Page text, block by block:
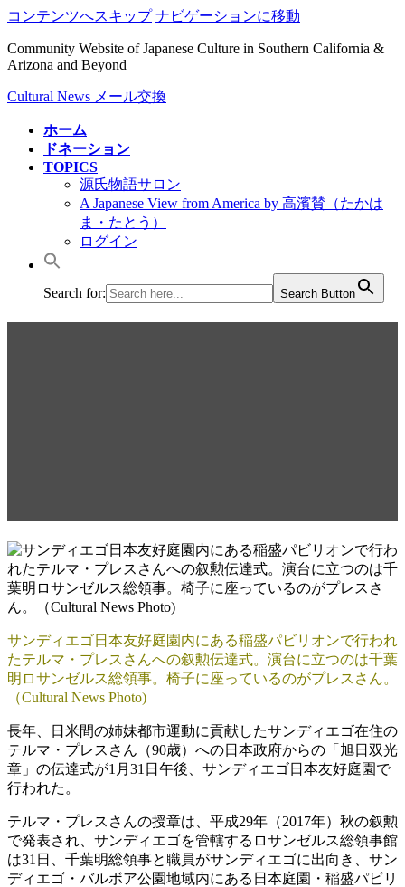
コンテンツへスキップ ナビゲーションに移動
Community Website of Japanese Culture in Southern California &
Arizona and Beyond
Cultural News メール交換
ホーム
ドネーション
TOPICS
源氏物語サロン
A Japanese View from America by 高濱賛（たかは
ま・たとう）
ログイン
Search for: Search Button
サンディエゴ日本友好庭園内にある稲盛パビリオンで行われ
たテルマ・プレスさんへの叙勲伝達式。演台に立つのは千葉
明ロサンゼルス総領事。椅子に座っているのがプレスさん。
（Cultural News Photo)
長年、日米間の姉妹都市運動に貢献したサンディエゴ在住の
テルマ・プレスさん（90歳）への日本政府からの「旭日双光
章」の伝達式が1月31日午後、サンディエゴ日本友好庭園で
行われた。
テルマ・プレスさんの授章は、平成29年（2017年）秋の叙勲
で発表され、サンディエゴを管轄するロサンゼルス総領事館
は31日、千葉明総領事と職員がサンディエゴに出向き、サン
ディエゴ・バルボア公園地域内にある日本庭園・稲盛パビリ